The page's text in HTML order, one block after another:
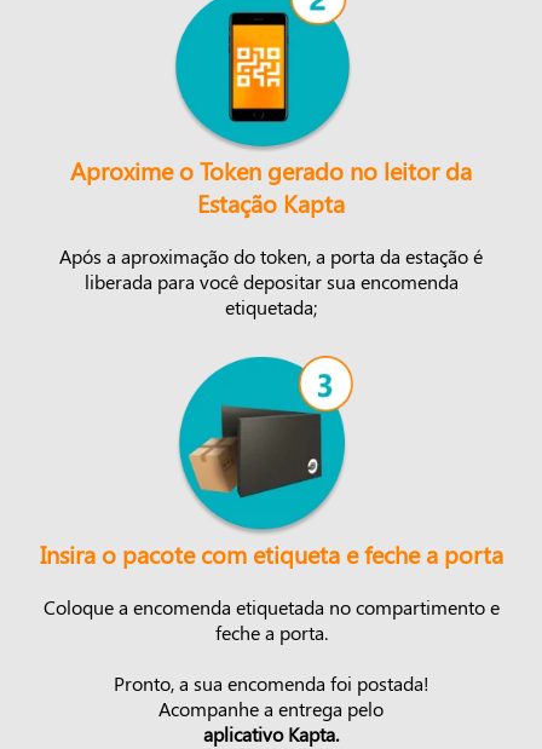
Aproxime o Token gerado no leitor da
Estação Kapta
Após a aproximação do token, a porta da estação é
liberada para você depositar sua encomenda
etiquetada;
Insira o pacote com etiqueta e feche a porta
Coloque a encomenda etiquetada no compartimento e
feche a porta.
Pronto, a sua encomenda foi postada!
Acompanhe a entrega pelo
aplicativo Kapta.